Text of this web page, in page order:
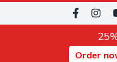
25% off on
Order